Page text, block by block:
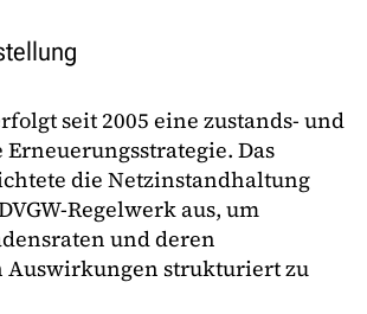
seit 2005 eine zustands- und
Das
die Netzinstandhaltung
Regelwerk aus, um
und deren
strukturiert zu